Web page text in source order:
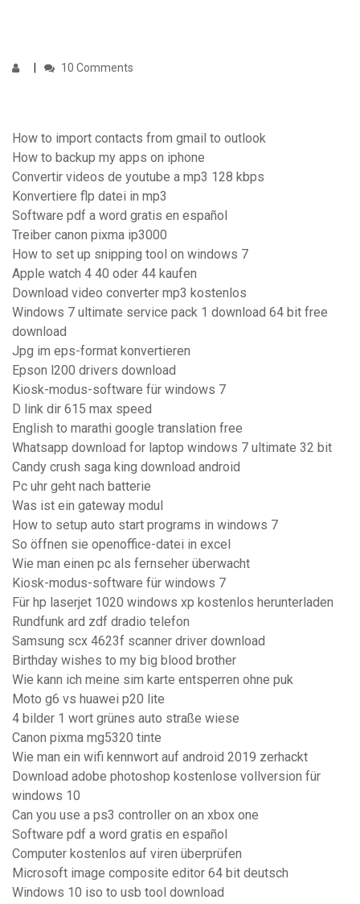
10 Comments
How to import contacts from gmail to outlook
How to backup my apps on iphone
Convertir videos de youtube a mp3 128 kbps
Konvertiere flp datei in mp3
Software pdf a word gratis en español
Treiber canon pixma ip3000
How to set up snipping tool on windows 7
Apple watch 4 40 oder 44 kaufen
Download video converter mp3 kostenlos
Windows 7 ultimate service pack 1 download 64 bit free
download
Jpg im eps-format konvertieren
Epson l200 drivers download
Kiosk-modus-software für windows 7
D link dir 615 max speed
English to marathi google translation free
Whatsapp download for laptop windows 7 ultimate 32 bit
Candy crush saga king download android
Pc uhr geht nach batterie
Was ist ein gateway modul
How to setup auto start programs in windows 7
So öffnen sie openoffice-datei in excel
Wie man einen pc als fernseher überwacht
Kiosk-modus-software für windows 7
Für hp laserjet 1020 windows xp kostenlos herunterladen
Rundfunk ard zdf dradio telefon
Samsung scx 4623f scanner driver download
Birthday wishes to my big blood brother
Wie kann ich meine sim karte entsperren ohne puk
Moto g6 vs huawei p20 lite
4 bilder 1 wort grünes auto straße wiese
Canon pixma mg5320 tinte
Wie man ein wifi kennwort auf android 2019 zerhackt
Download adobe photoshop kostenlose vollversion für
windows 10
Can you use a ps3 controller on an xbox one
Software pdf a word gratis en español
Computer kostenlos auf viren überprüfen
Microsoft image composite editor 64 bit deutsch
Windows 10 iso to usb tool download